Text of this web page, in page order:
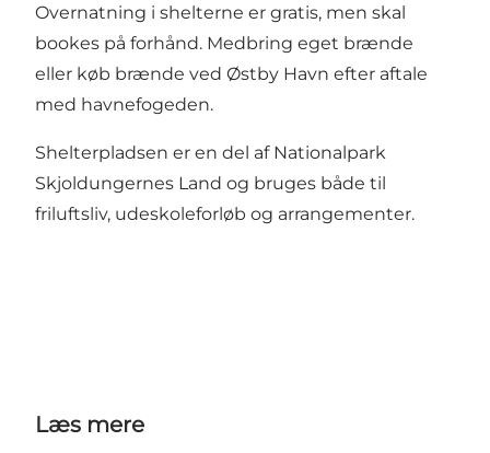
Overnatning i shelterne er gratis, men skal
bookes på forhånd. Medbring eget brænde
eller køb brænde ved Østby Havn efter aftale
med havnefogeden.
Shelterpladsen er en del af Nationalpark
Skjoldungernes Land og bruges både til
friluftsliv, udeskoleforløb og arrangementer.
Læs mere